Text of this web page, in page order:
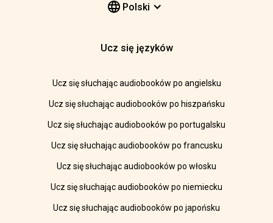
Polski
Ucz się języków
Ucz się słuchając audiobooków po angielsku
Ucz się słuchając audiobooków po hiszpańsku
Ucz się słuchając audiobooków po portugalsku
Ucz się słuchając audiobooków po francusku
Ucz się słuchając audiobooków po włosku
Ucz się słuchając audiobooków po niemiecku
Ucz się słuchając audiobooków po japońsku